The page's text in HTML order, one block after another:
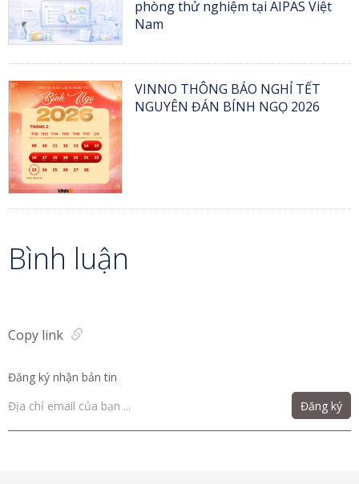
phòng thử nghiệm tại AIPAS Việt
Nam
VINNO THÔNG BÁO NGHỈ TẾT
NGUYÊN ĐÁN BÍNH NGỌ 2026
Bình luận
Copy link
Đăng ký nhận bản tin
Đăng ký